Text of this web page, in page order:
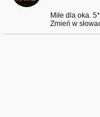
Miłe dla oka. 5*
Zmień w